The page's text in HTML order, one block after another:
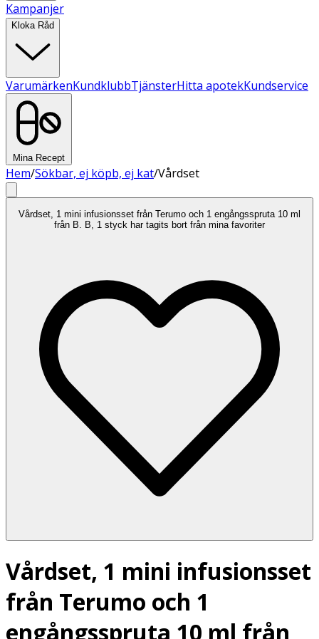
Kampanjer
Kloka Råd
VarumärkenKundklubbTjänsterHitta apotekKundservice
Mina Recept
Hem/Sökbar, ej köpb, ej kat/Vårdset
Vårdset, 1 mini infusionsset från Terumo och 1 engångsspruta 10 ml
från B. B, 1 styck har tagits bort från mina favoriter
Vårdset, 1 mini infusionsset
från Terumo och 1
engångsspruta 10 ml från